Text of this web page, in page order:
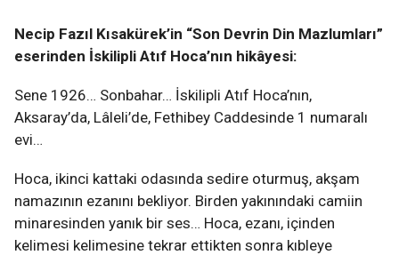
Necip Fazıl Kısakürek’in “Son Devrin Din Mazlumları”
eserinden İskilipli Atıf Hoca’nın hikâyesi:
Sene 1926… Sonbahar… İskilipli Atıf Hoca’nın,
Aksaray’da, Lâleli’de, Fethibey Caddesinde 1 numaralı
evi…
Hoca, ikinci kattaki odasında sedire oturmuş, akşam
namazının ezanını bekliyor. Birden yakınındaki camiin
minaresinden yanık bir ses… Hoca, ezanı, içinden
kelimesi kelimesine tekrar ettikten sonra kıbleye